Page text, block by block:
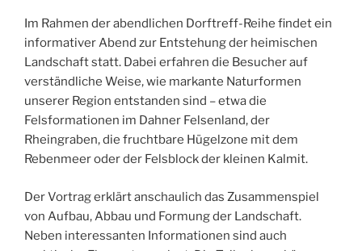
Im Rahmen der abendlichen Dorftreff-Reihe findet ein
informativer Abend zur Entstehung der heimischen
Landschaft statt. Dabei erfahren die Besucher auf
verständliche Weise, wie markante Naturformen
unserer Region entstanden sind – etwa die
Felsformationen im Dahner Felsenland, der
Rheingraben, die fruchtbare Hügelzone mit dem
Rebenmeer oder der Felsblock der kleinen Kalmit.
Der Vortrag erklärt anschaulich das Zusammenspiel
von Aufbau, Abbau und Formung der Landschaft.
Neben interessanten Informationen sind auch